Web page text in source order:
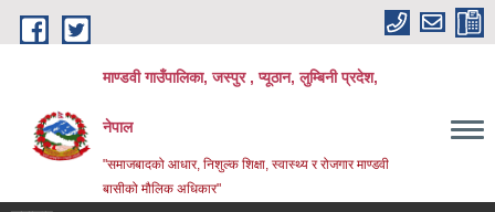
Skip to main content
माण्डवी गाउँपालिका, जस्पुर , प्यूठान, लुम्बिनी प्रदेश,
नेपाल
"समाजबादको आधार, निशुल्क शिक्षा, स्वास्थ्य र रोजगार माण्डवी
बासीको मौलिक अधिकार"